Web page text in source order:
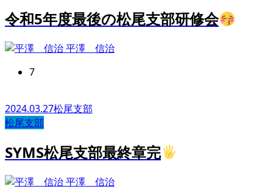
令和5年度最後の松尾支部研修会
平澤 信治
7
2024.03.27松尾支部
松尾支部
SYMS松尾支部最終章完
平澤 信治